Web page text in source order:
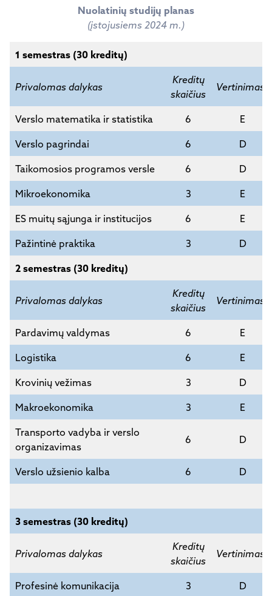
Nuolatinių studijų planas
(įstojusiems 2024 m.)
1 semestras (30 kreditų)
Privalomas dalykas
Kreditų
skaičius
Vertinimas*
Verslo matematika ir statistika 6 E
Verslo pagrindai 6 D
Taikomosios programos versle 6 D
Mikroekonomika 3 E
ES muitų sąjunga ir institucijos 6 E
Pažintinė praktika 3 D
2 semestras (30 kreditų)
Privalomas dalykas
Kreditų
skaičius
Vertinimas*
Pardavimų valdymas 6 E
Logistika 6 E
Krovinių vežimas 3 D
Makroekonomika 3 E
Transporto vadyba ir verslo
organizavimas
6 D
Verslo užsienio kalba 6 D
3 semestras (30 kreditų)
Privalomas dalykas
Kreditų
skaičius
Vertinimas*
Profesinė komunikacija 3 D